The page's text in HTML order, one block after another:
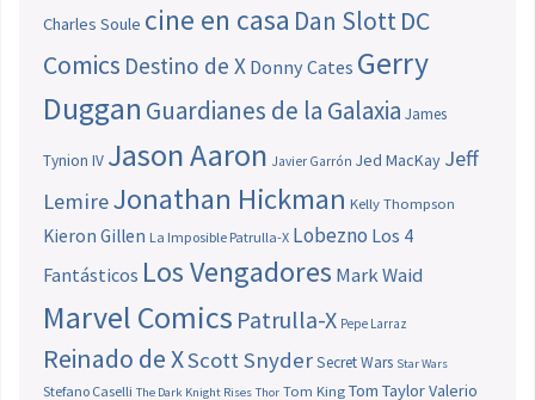
Charles Soule cine en casa Dan SlottDC
Comics Destino de X Donny Cates Gerry
Duggan Guardianes de la Galaxia James
Tynion IV Jason Aaron Javier Garrón Jed MacKay Jeff
LemireJonathan Hickman Kelly Thompson
Kieron Gillen La Imposible Patrulla-X Lobezno Los 4
Fantásticos Los Vengadores Mark Waid
Marvel Comics Patrulla-X Pepe Larraz
Reinado de XScott SnyderSecret Wars Star Wars
Stefano Caselli The Dark Knight Rises Thor Tom King Tom TaylorValerio